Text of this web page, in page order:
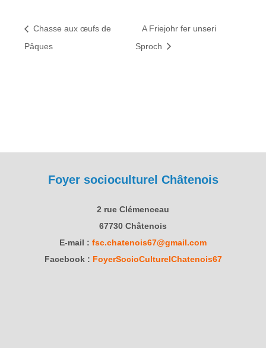
Chasse aux œufs de
Pâques
A Friejohr fer unseri
Sproch
Foyer socioculturel Châtenois
2 rue Clémenceau
67730 Châtenois
E-mail : fsc.chatenois67@gmail.com
Facebook : FoyerSocioCulturelChatenois67